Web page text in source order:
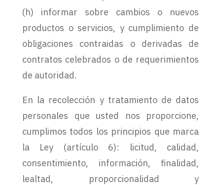
(h) informar sobre cambios o nuevos
productos o servicios, y cumplimiento de
obligaciones contraidas o derivadas de
contratos celebrados o de requerimientos
de autoridad.
En la recolección y tratamiento de datos
personales que usted nos proporcione,
cumplimos todos los principios que marca
la Ley (artículo 6): licitud, calidad,
consentimiento, información, finalidad,
lealtad, proporcionalidad y